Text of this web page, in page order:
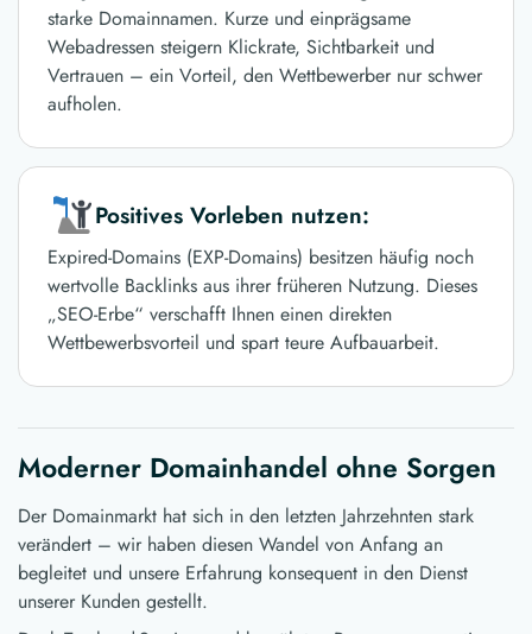
starke Domainnamen. Kurze und einprägsame
Webadressen steigern Klickrate, Sichtbarkeit und
Vertrauen – ein Vorteil, den Wettbewerber nur schwer
aufholen.
Positives Vorleben nutzen:
Expired-Domains (EXP-Domains) besitzen häufig noch
wertvolle Backlinks aus ihrer früheren Nutzung. Dieses
„SEO-Erbe“ verschafft Ihnen einen direkten
Wettbewerbsvorteil und spart teure Aufbauarbeit.
Moderner Domainhandel ohne Sorgen
Der Domainmarkt hat sich in den letzten Jahrzehnten stark
verändert – wir haben diesen Wandel von Anfang an
begleitet und unsere Erfahrung konsequent in den Dienst
unserer Kunden gestellt.